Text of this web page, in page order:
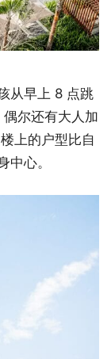
从早上 8 点跳
尔还有大人加
上的户型比自
中心。